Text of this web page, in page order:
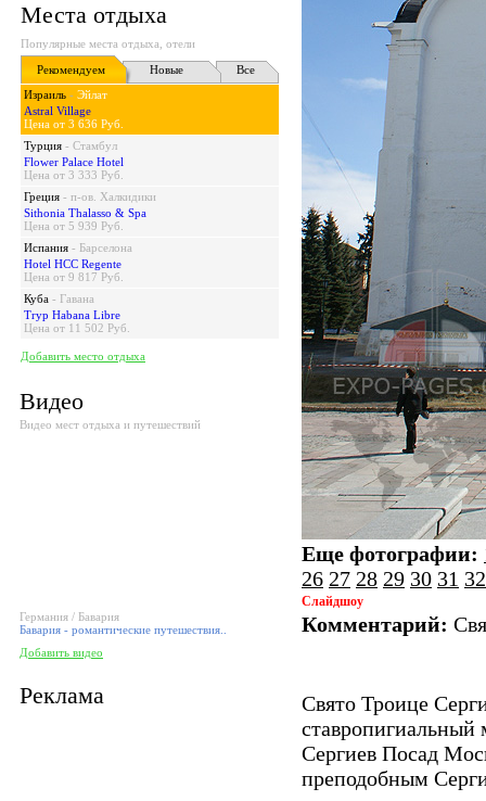
Места отдыха
Популярные места отдыха, отели
Рекомендуем
Новые
Все
Израиль - Эйлат
Astral Village
Цена от 3 636 Руб.
Турция - Стамбул
Flower Palace Hotel
Цена от 3 333 Руб.
Греция - п-ов. Халкидики
Sithonia Thalasso & Spa
Цена от 5 939 Руб.
Испания - Барселона
Hotel HCC Regente
Цена от 9 817 Руб.
Куба - Гавана
Tryp Habana Libre
Цена от 11 502 Руб.
Добавить место отдыха
Видео
Видео мест отдыха и путешествий
Германия / Бавария
Бавария - романтические путешествия..
Добавить видео
Реклама
Еще фотографии:
26 27 28 29 30 31 32
Слайдшоу
Комментарий:
Свято Троице
Сергиев Посад
преподобным